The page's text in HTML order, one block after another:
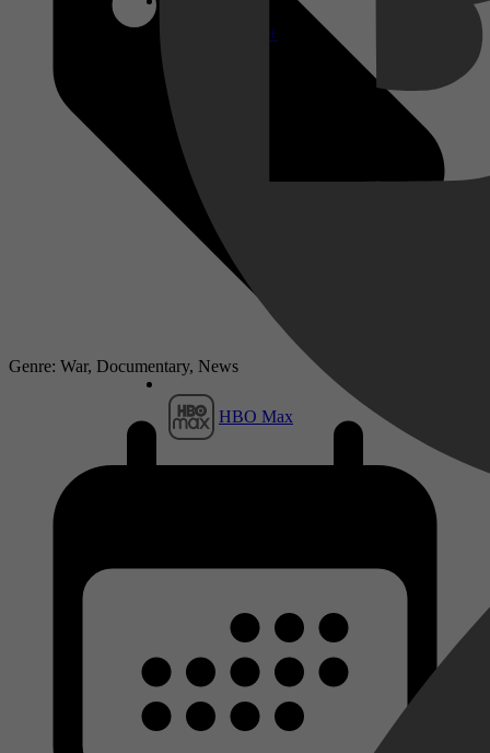
Disney+
HBO Max
Genre: War, Documentary, News